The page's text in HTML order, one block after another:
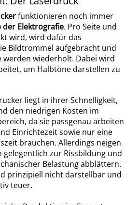
funktionieren noch immer
der Elektrografie. Pro Seite und
wird, wird dafür das
Bildtrommel aufgebracht und
werden wiederholt. Dabei wird
um Halbtöne darstellen zu
liegt in ihrer Schnelligkeit,
den niedrigen Kosten im
da sie passgenau arbeiten
Einrichtezeit sowie nur eine
brauchen. Allerdings neigen
gelegentlich zur Rissbildung und
Belastung abblättern.
prinzipiell nicht darstellbar und
teuer.